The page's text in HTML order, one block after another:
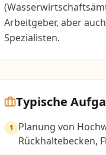
Arbeitgeber, aber
Spezialisten.
Typische
1
Planung von
Rückhaltebecken,